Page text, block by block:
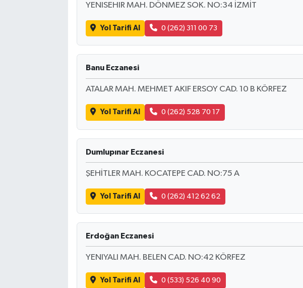
YENISEHIR MAH. DÖNMEZ SOK. NO:34 İZMİT
Yol Tarifi Al 0 (262) 311 00 73
Banu Eczanesi
ATALAR MAH. MEHMET AKIF ERSOY CAD. 10 B KÖRFEZ
Yol Tarifi Al 0 (262) 528 70 17
Dumlupınar Eczanesi
ŞEHİTLER MAH. KOCATEPE CAD. NO:75 A
Yol Tarifi Al 0 (262) 412 62 62
Erdoğan Eczanesi
YENIYALI MAH. BELEN CAD. NO:42 KÖRFEZ
Yol Tarifi Al 0 (533) 526 40 90